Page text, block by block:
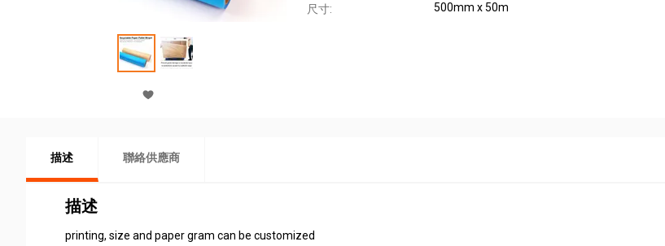
尺寸: 500mm x 50m
描述 聯絡供應商
描述
printing, size and paper gram can be customized